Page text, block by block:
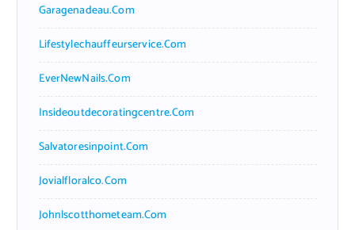
Garagenadeau.com
Lifestylechauffeurservice.com
EverNewNails.com
Insideoutdecoratingcentre.com
Salvatoresinpoint.com
Jovialfloralco.com
Johnlscotthometeam.com